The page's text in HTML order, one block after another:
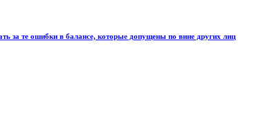
за те ошибки в балансе, которые допущены по вине других лиц